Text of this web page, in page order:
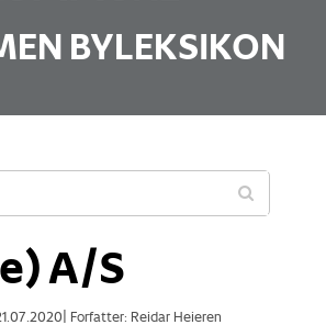
BYLEKSIKON
A/S
Forfatter: Reidar Heieren